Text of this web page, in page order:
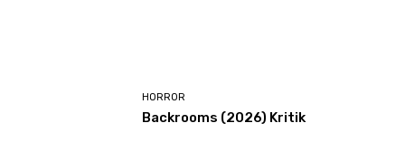
HORROR
Backrooms (2026) Kritik